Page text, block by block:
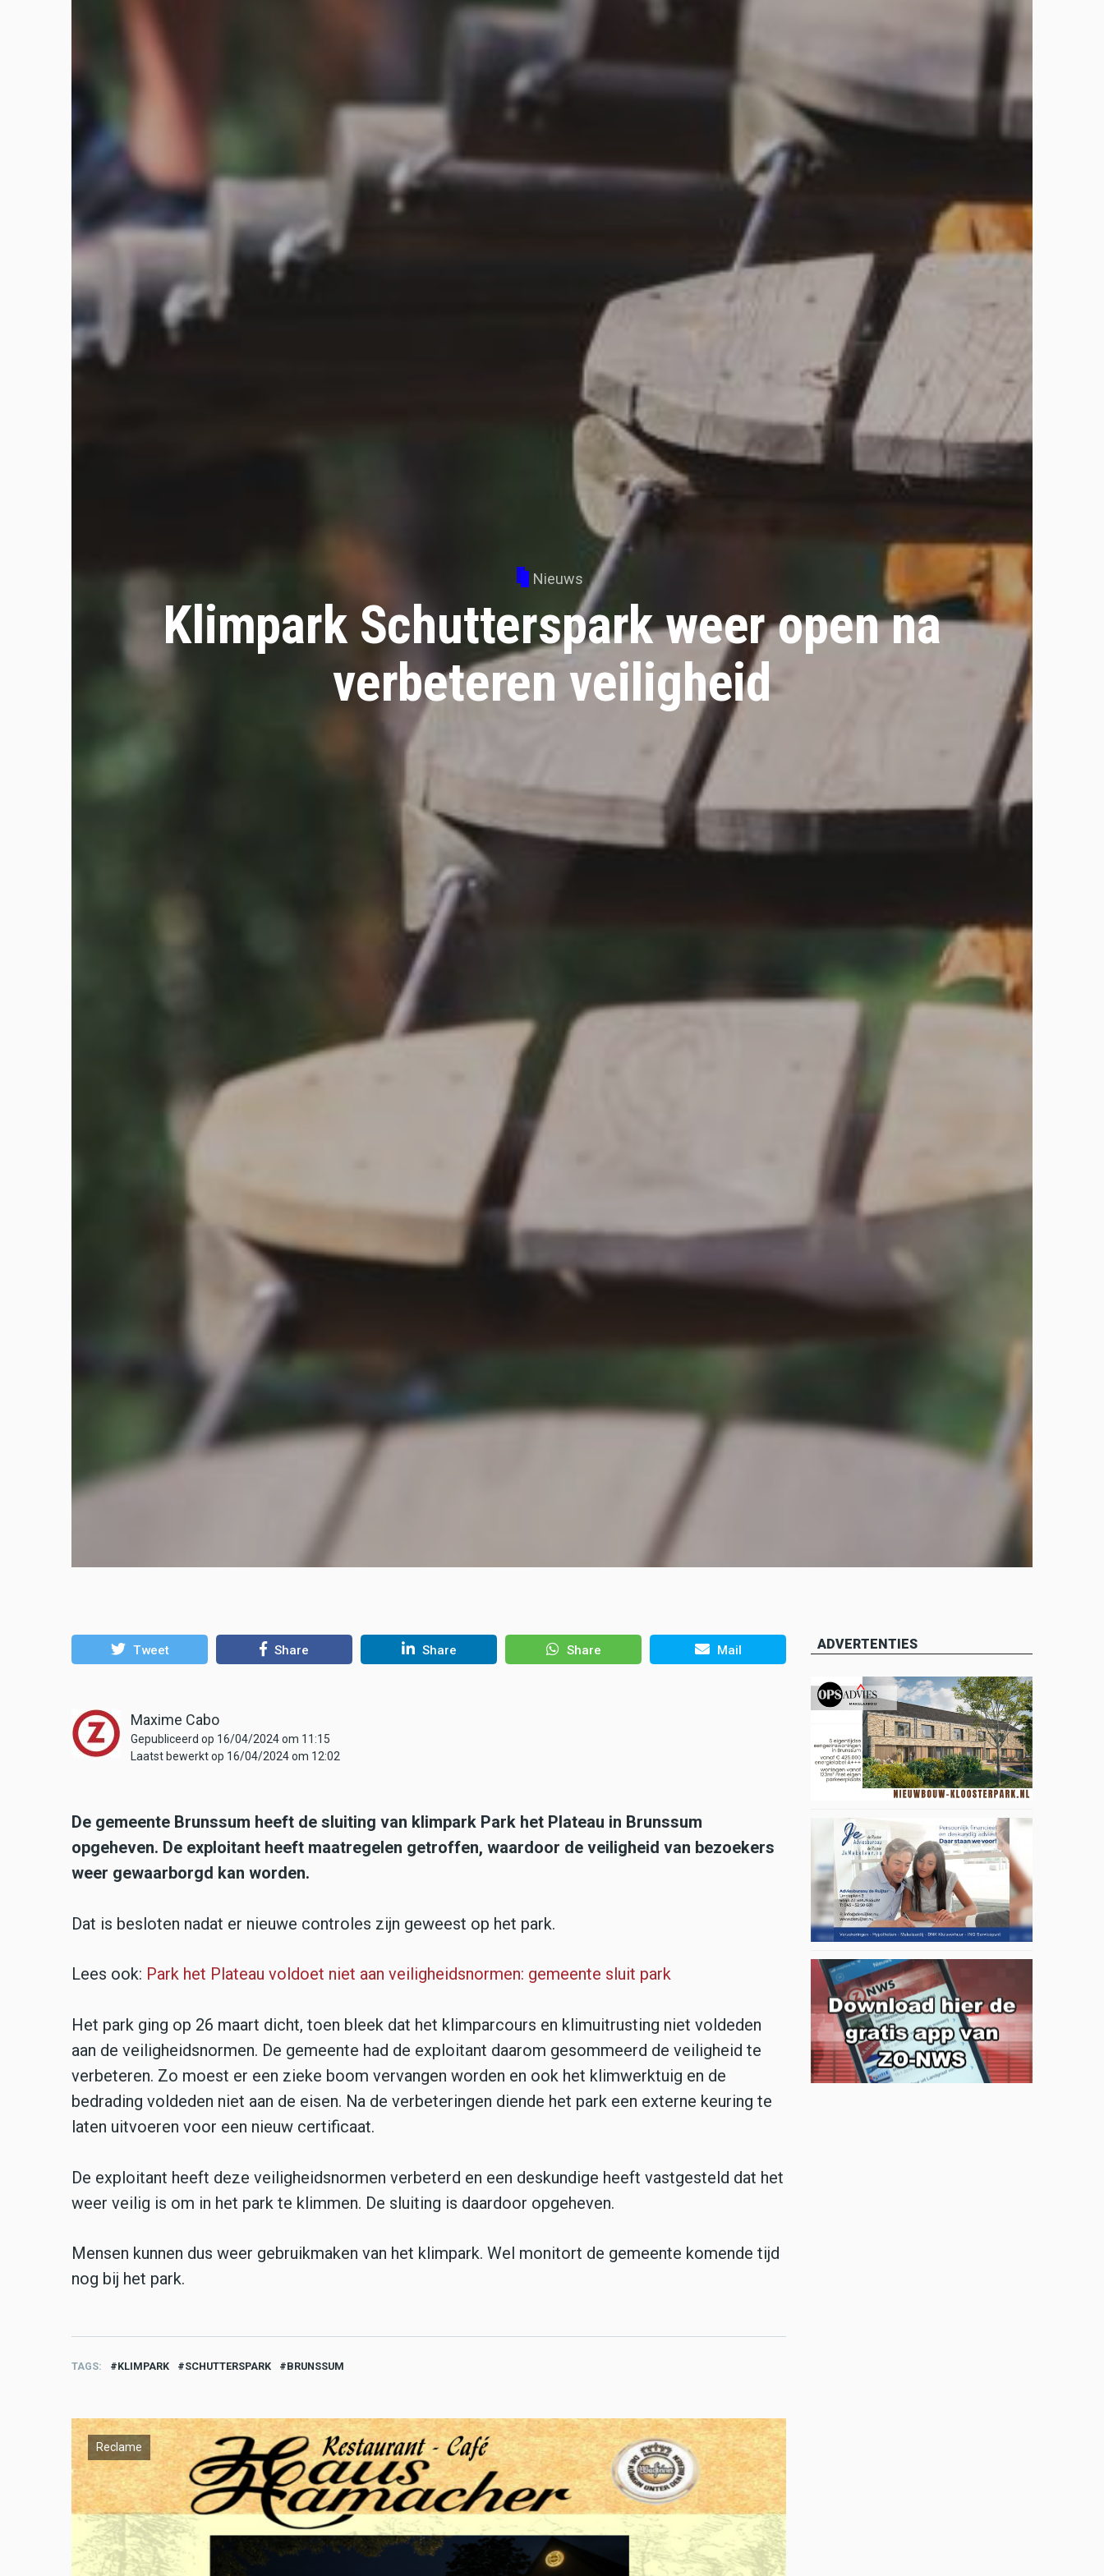
Nieuws
Klimpark Schutterspark weer open na
verbeteren veiligheid
Tweet Share Share Share Mail
Maxime Cabo
Gepubliceerd op 16/04/2024 om 11:15
Laatst bewerkt op 16/04/2024 om 12:02
De gemeente Brunssum heeft de sluiting van klimpark Park het Plateau in Brunssum
opgeheven. De exploitant heeft maatregelen getroffen, waardoor de veiligheid van bezoekers
weer gewaarborgd kan worden.
Dat is besloten nadat er nieuwe controles zijn geweest op het park.
Lees ook: Park het Plateau voldoet niet aan veiligheidsnormen: gemeente sluit park
Het park ging op 26 maart dicht, toen bleek dat het klimparcours en klimuitrusting niet voldeden
aan de veiligheidsnormen. De gemeente had de exploitant daarom gesommeerd de veiligheid te
verbeteren. Zo moest er een zieke boom vervangen worden en ook het klimwerktuig en de
bedrading voldeden niet aan de eisen. Na de verbeteringen diende het park een externe keuring te
laten uitvoeren voor een nieuw certificaat.
De exploitant heeft deze veiligheidsnormen verbeterd en een deskundige heeft vastgesteld dat het
weer veilig is om in het park te klimmen. De sluiting is daardoor opgeheven.
Mensen kunnen dus weer gebruikmaken van het klimpark. Wel monitort de gemeente komende tijd
nog bij het park.
TAGS KLIMPARK SCHUTTERSPARK BRUNSSUM
Reclame
ADVERTENTIES